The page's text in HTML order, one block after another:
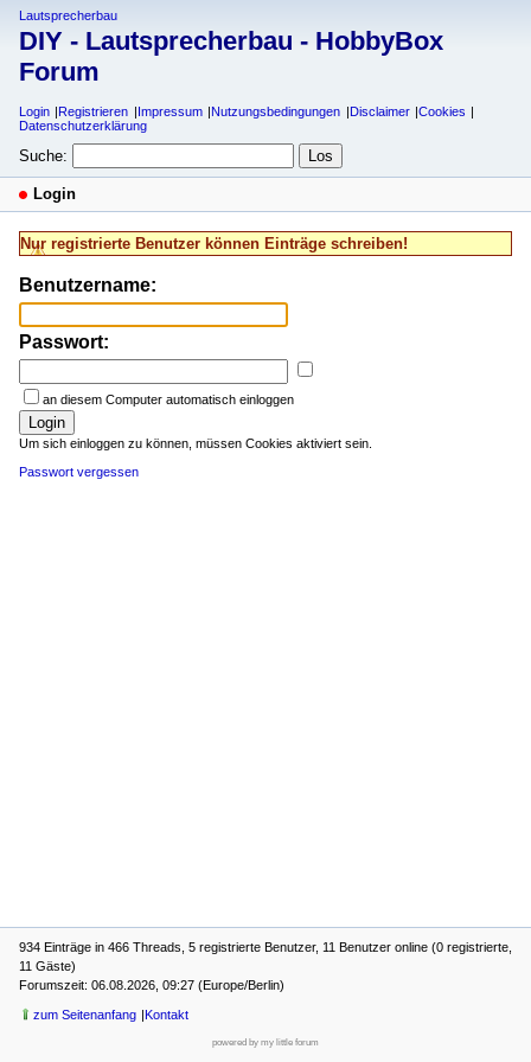
Lautsprecherbau
DIY - Lautsprecherbau - HobbyBox
Forum
Login Registrieren Impressum Nutzungsbedingungen Disclaimer
Cookies
Datenschutzerklärung
Suche:
Login
Nur registrierte Benutzer können Einträge schreiben!
Benutzername:
Passwort:
an diesem Computer automatisch einloggen
Login
Um sich einloggen zu können, müssen Cookies aktiviert sein.
Passwort vergessen
934 Einträge in 466 Threads, 5 registrierte Benutzer, 11 Benutzer online (0 registrierte,
11 Gäste)
Forumszeit: 06.08.2026, 09:27 (Europe/Berlin)
zum Seitenanfang Kontakt
powered by my little forum